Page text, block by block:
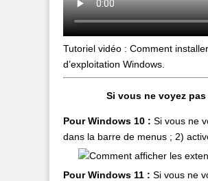
Tutoriel vidéo : Comment
d’exploitation Windows.
Si vous ne voyez
Pour Windows 10 : Si vous ne
dans la barre de menus ; 2)
Pour Windows 11 : Si vous ne